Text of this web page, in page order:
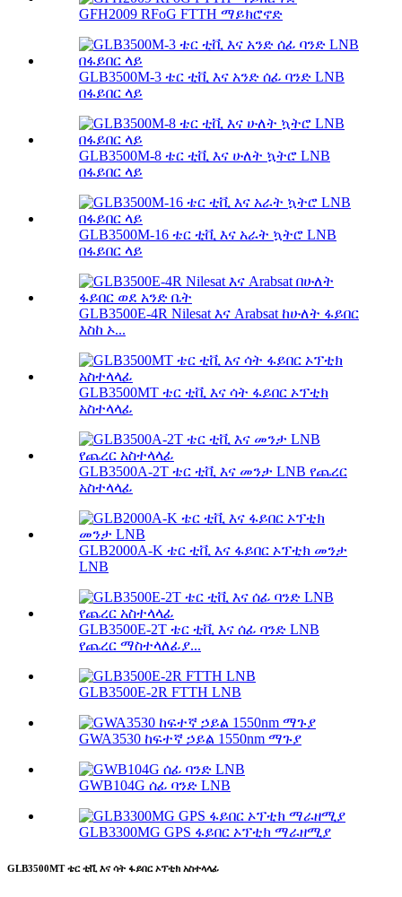
GFH2009 RFoG FTTH ማይክሮኖድ
GLB3500M-3 ቴር ቲቪ እና አንድ ሰፊ ባንድ LNB
በፋይበር ላይ
GLB3500M-8 ቴር ቲቪ እና ሁለት ኳትሮ LNB
በፋይበር ላይ
GLB3500M-16 ቴር ቲቪ እና አራት ኳትሮ LNB
በፋይበር ላይ
GLB3500E-4R Nilesat እና Arabsat ከሁለት ፋይበር
እስከ ኦ...
GLB3500MT ቴር ቲቪ እና ሳት ፋይበር ኦፕቲክ
አስተላላፊ
GLB3500A-2T ቴር ቲቪ እና መንታ LNB የጨረር
አስተላላፊ
GLB2000A-K ቴር ቲቪ እና ፋይበር ኦፕቲክ መንታ
LNB
GLB3500E-2T ቴር ቲቪ እና ሰፊ ባንድ LNB
የጨረር ማስተላለፊያ...
GLB3500E-2R FTTH LNB
GWA3530 ከፍተኛ ኃይል 1550nm ማጉያ
GWB104G ሰፊ ባንድ LNB
GLB3300MG GPS ፋይበር ኦፕቲክ ማራዘሚያ
GLB3500MT ቴር ቲቪ እና ሳት ፋይበር ኦፕቲክ አስተላላፊ